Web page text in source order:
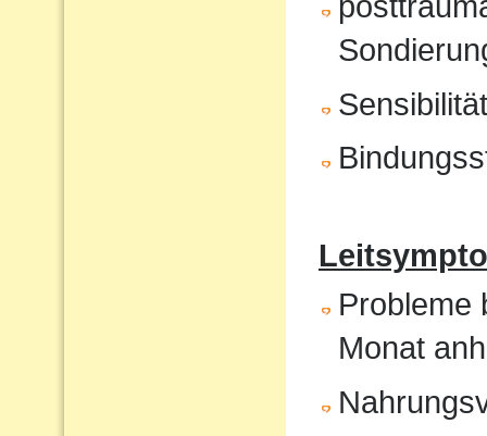
Probleme
Monat